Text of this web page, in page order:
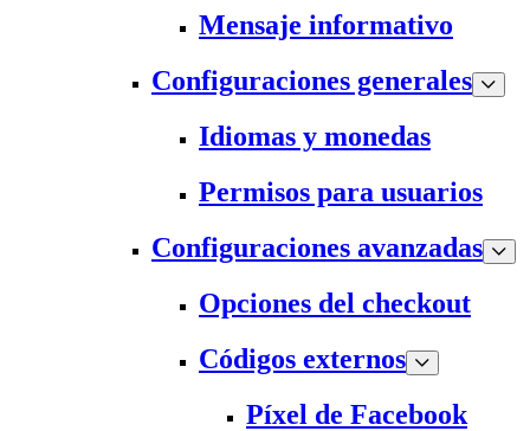
Mensaje informativo
Configuraciones generales
Idiomas y monedas
Permisos para usuarios
Configuraciones avanzadas
Opciones del checkout
Códigos externos
Píxel de Facebook